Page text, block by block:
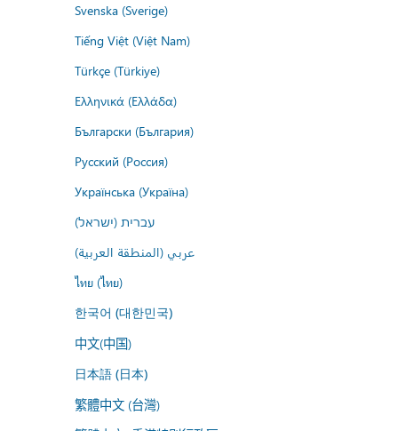
Svenska (Sverige)
Tiếng Việt (Việt Nam)
Türkçe (Türkiye)
Ελληνικά (Ελλάδα)
Български (България)
Русский (Россия)
Українська (Україна)
עברית (ישראל)
عربي (المنطقة العربية)
ไทย (ไทย)
한국어 (대한민국)
中文(中国)
日本語 (日本)
繁體中文 (台灣)